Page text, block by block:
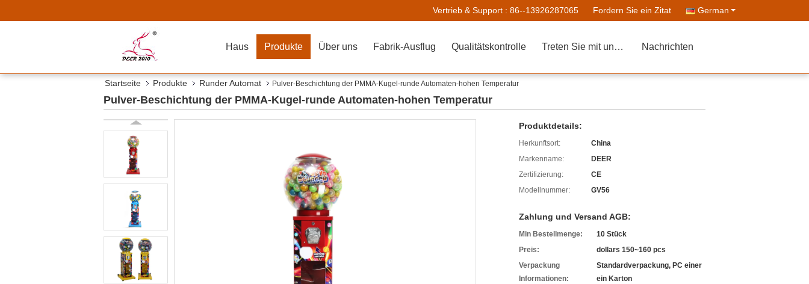
Vertrieb & Support : 86--13926287065 Fordern Sie ein Zitat German
Haus Produkte Über uns Fabrik-Ausflug Qualitätskontrolle Treten Sie mit uns in Verbindung Nachrichten
Startseite Produkte Runder Automat Pulver-Beschichtung der PMMA-Kugel-runde Automaten-hohen Temperatur
Pulver-Beschichtung der PMMA-Kugel-runde Automaten-hohen Temperatur
Produktdetails:
Herkunftsort:
China
Markenname:
DEER
Zertifizierung:
CE
Modellnummer:
GV56
Zahlung und Versand AGB:
Min Bestellmenge:
10 Stück
Preis:
dollars 150~160 pcs
Verpackung
Informationen:
Standardverpackung, PC einer
ein Karton